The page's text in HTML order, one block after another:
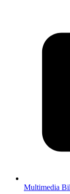
Multimedia